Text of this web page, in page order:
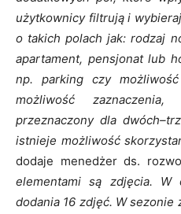
użytkownicy filtrują i
o takich polach jak: rodzaj
apartament, pensjonat lub
np. parking czy
możliwość
przeznaczony dla
istnieje możliwość
dodaje menedżer ds.
elementami są zdjęcia. W
dodania 16 zdjęć. W